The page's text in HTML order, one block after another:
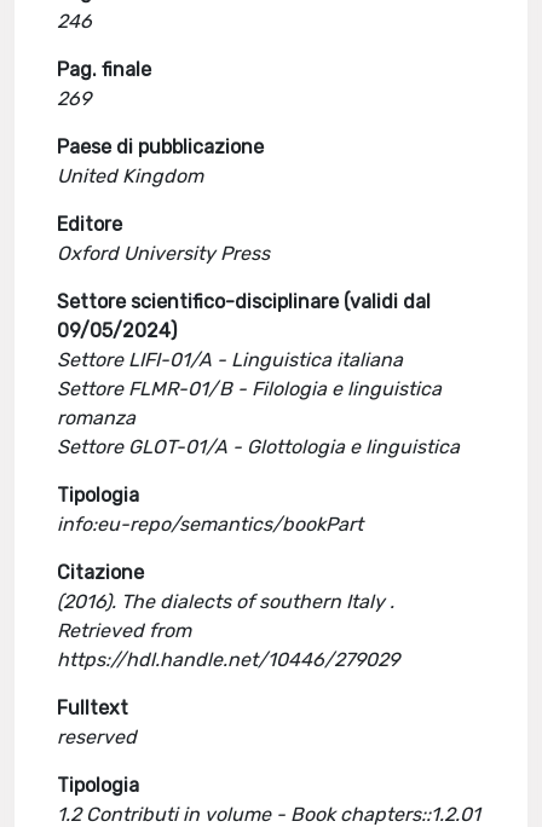
246
Pag. finale
269
Paese di pubblicazione
United Kingdom
Editore
Oxford University Press
Settore scientifico-disciplinare (validi dal
09/05/2024)
Settore LIFI-01/A - Linguistica italiana
Settore FLMR-01/B - Filologia e linguistica
romanza
Settore GLOT-01/A - Glottologia e linguistica
Tipologia
info:eu-repo/semantics/bookPart
Citazione
(2016). The dialects of southern Italy .
Retrieved from
https://hdl.handle.net/10446/279029
Fulltext
reserved
Tipologia
1.2 Contributi in volume - Book chapters::1.2.01